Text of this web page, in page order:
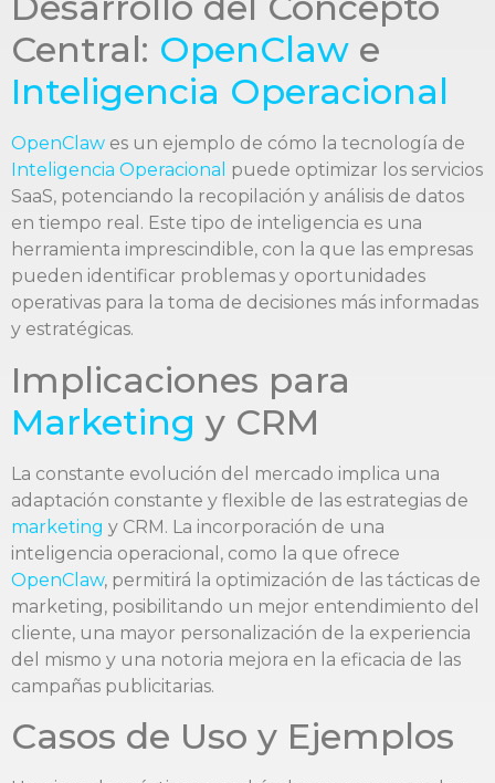
Central: OpenClaw e
Inteligencia Operacional
OpenClaw es un ejemplo de cómo la tecnología de
Inteligencia Operacional puede optimizar los servicios
SaaS, potenciando la recopilación y análisis de datos
en tiempo real. Este tipo de inteligencia es una
herramienta imprescindible, con la que las empresas
pueden identificar problemas y oportunidades
operativas para la toma de decisiones más informadas
y estratégicas.
Implicaciones para
Marketing y CRM
La constante evolución del mercado implica una
adaptación constante y flexible de las estrategias de
marketing y CRM. La incorporación de una
inteligencia operacional, como la que ofrece
OpenClaw, permitirá la optimización de las tácticas de
marketing, posibilitando un mejor entendimiento del
cliente, una mayor personalización de la experiencia
del mismo y una notoria mejora en la eficacia de las
campañas publicitarias.
Casos de Uso y Ejemplos